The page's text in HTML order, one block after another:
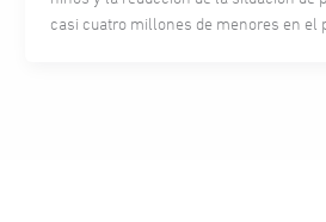
casi cuatro millones de menores en el